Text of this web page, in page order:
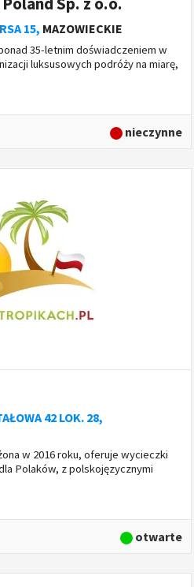
15, MAZOWIECKIE
35-letnim doświadczeniem w
luksusowych podróży na miarę,
do klienta i tworząc ofe...
nieczynne
42 LOK. 28,
w 2016 roku, oferuje wycieczki
Polaków, z polskojęzycznymi
to Kenia, Zanzibar, Oman i W...
otwarte